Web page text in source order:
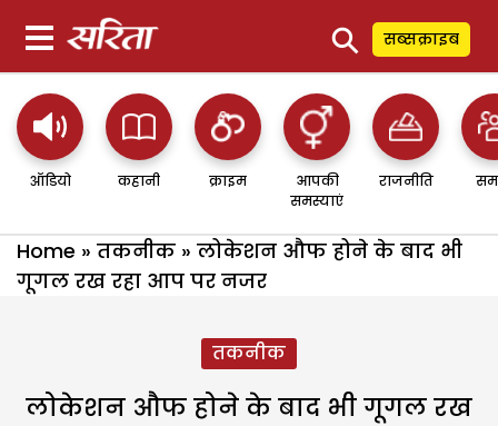
⚲ सब्सक्राइब
ऑडियो कहानी क्राइम
आपकी
समस्याएं
राजनीति
Home » तकनीक » लोकेशन औफ होने के बाद भी
गूगल रख रहा आप पर नजर
तकनीक
लोकेशन औफ होने के बाद भी गूगल रख